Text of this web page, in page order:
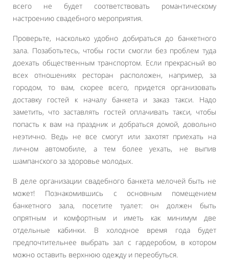
всего не будет соответствовать романтическому
настроению свадебного мероприятия.
Проверьте, насколько удобно добираться до банкетного
зала. Позаботьтесь, чтобы гости смогли без проблем туда
доехать общественным транспортом. Если прекрасный во
всех отношениях ресторан расположен, например, за
городом, то вам, скорее всего, придется организовать
доставку гостей к началу банкета и заказ такси. Надо
заметить, что заставлять гостей оплачивать такси, чтобы
попасть к вам на праздник и добраться домой, довольно
неэтично. Ведь не все смогут или захотят приехать на
личном автомобиле, а тем более уехать, не выпив
шампанского за здоровье молодых.
В деле организации свадебного банкета мелочей быть не
может! Познакомившись с основным помещением
банкетного зала, посетите туалет: он должен быть
опрятным и комфортным и иметь как минимум две
отдельные кабинки. В холодное время года будет
предпочтительнее выбрать зал с гардеробом, в котором
можно оставить верхнюю одежду и переобуться.